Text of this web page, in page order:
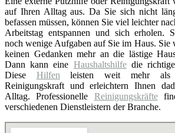
auf Ihren Alltag aus. Da Sie sich nicht
befassen müssen, können Sie viel leichter
Arbeitstag entspannen und sich erholen.
noch wenige Aufgaben auf Sie im Haus. Sie
keinen Gedanken mehr an die lästige
Dann kann eine Haushaltshilfedie
Diese Hilfenleisten weit mehr als
Reinigungskraft und erleichtern Ihnen
Alltag. Professionelle Reinigungskräfte
verschiedenen Dienstleistern der Branche.